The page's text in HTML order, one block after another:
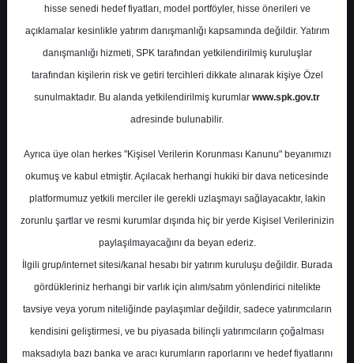
PGSUS- PEGASUS HAVA
TAŞIMACILIĞI A.Ş.
Hedef Fiyat 296.00 ₺
Getiri
%0.00
0
Get.
0
Salı, 12 Mayıs 2026
En Yüksek Tahmin 364,70 ₺
Ortalama Fiyat Tahmini 259,86 ₺
hisse senedi hedef fiyatları, model portföyler, hisse önerileri ve
açıklamalar kesinlikle yatırım danışmanlığı kapsamında değildir. Yatırım
danışmanlığı hizmeti, SPK tarafından yetkilendirilmiş kuruluşlar
tarafından kişilerin risk ve getiri tercihleri dikkate alınarak kişiye Özel
sunulmaktadır. Bu alanda yetkilendirilmiş kurumlar www.spk.gov.tr
adresinde bulunabilir.
Ayrıca üye olan herkes "Kişisel Verilerin Korunması Kanunu" beyanımızı
okumuş ve kabul etmiştir. Açılacak herhangi hukiki bir dava neticesinde
platformumuz yetkili merciler ile gerekli uzlaşmayı sağlayacaktır, lakin
zorunlu şartlar ve resmi kurumlar dışında hiç bir yerde Kişisel Verilerinizin
paylaşılmayacağını da beyan ederiz.
İlgili grup/internet sitesi/kanal hesabı bir yatırım kuruluşu değildir. Burada
gördükleriniz herhangi bir varlık için alım/satım yönlendirici nitelikte
tavsiye veya yorum niteliğinde paylaşımlar değildir, sadece yatırımcıların
kendisini geliştirmesi, ve bu piyasada bilinçli yatırımcıların çoğalması
maksadıyla bazı banka ve aracı kurumların raporlarını ve hedef fiyatlarını